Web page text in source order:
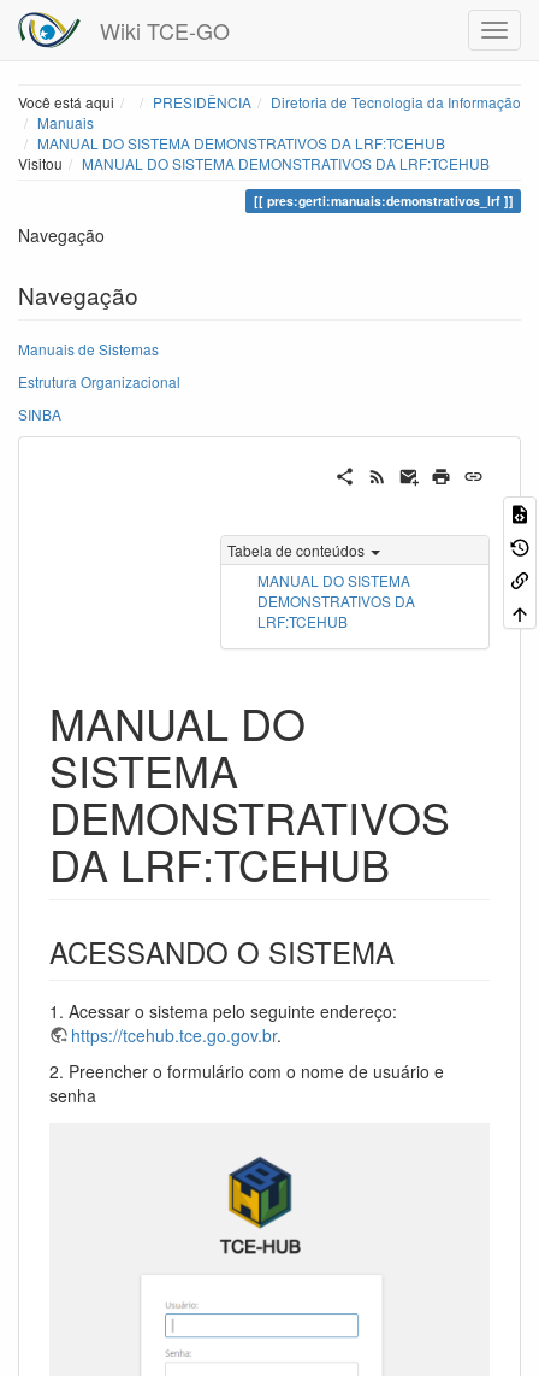
Wiki TCE-GO
Você está aqui HomePRESIDÊNCIA
Diretoria de Tecnologia da Informação
Manuais
MANUAL DO SISTEMA DEMONSTRATIVOS DA LRF:TCEHUB
Visitou
MANUAL DO SISTEMA DEMONSTRATIVOS DA LRF:TCEHUB
pres:gerti:manuais:demonstrativos_lrf
Navegação
Navegação
Manuais de Sistemas
Estrutura Organizacional
SINBA
Tabela de conteúdos
MANUAL DO SISTEMA
DEMONSTRATIVOS DA
LRF:TCEHUB
MANUAL DO
SISTEMA
DEMONSTRATIVOS
DA LRF:TCEHUB
ACESSANDO O SISTEMA
1. Acessar o sistema pelo seguinte endereço:
https://tcehub.tce.go.gov.br.
2. Preencher o formulário com o nome de usuário e
senha